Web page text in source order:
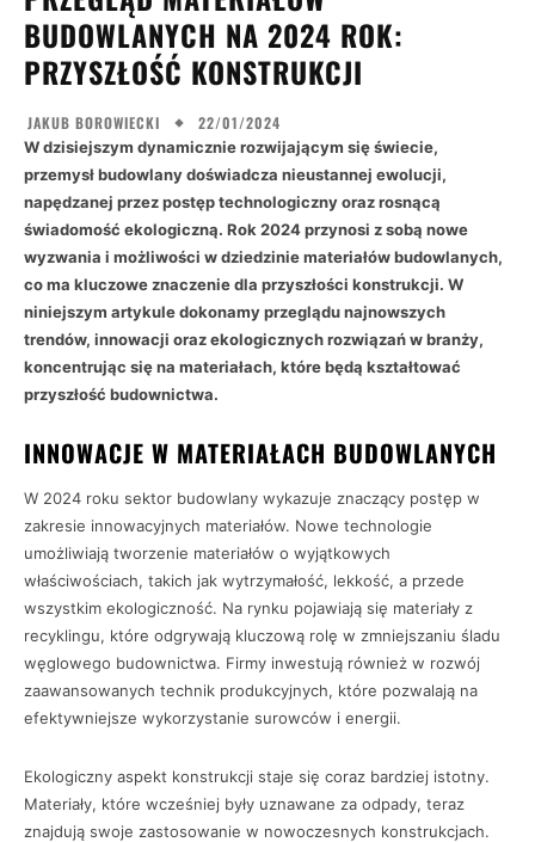
BUDOWLANYCH NA 2024 ROK:
PRZYSZŁOŚĆ KONSTRUKCJI
JAKUB BOROWIECKI 22/01/2024
W dzisiejszym dynamicznie rozwijającym się świecie,
przemysł budowlany doświadcza nieustannej ewolucji,
napędzanej przez postęp technologiczny oraz rosnącą
świadomość ekologiczną. Rok 2024 przynosi z sobą nowe
wyzwania i możliwości w dziedzinie materiałów budowlanych,
co ma kluczowe znaczenie dla przyszłości konstrukcji. W
niniejszym artykule dokonamy przeglądu najnowszych
trendów, innowacji oraz ekologicznych rozwiązań w branży,
koncentrując się na materiałach, które będą kształtować
przyszłość budownictwa.
INNOWACJE W MATERIAŁACH BUDOWLANYCH
W 2024 roku sektor budowlany wykazuje znaczący postęp w
zakresie innowacyjnych materiałów. Nowe technologie
umożliwiają tworzenie materiałów o wyjątkowych
właściwościach, takich jak wytrzymałość, lekkość, a przede
wszystkim ekologiczność. Na rynku pojawiają się materiały z
recyklingu, które odgrywają kluczową rolę w zmniejszaniu śladu
węglowego budownictwa. Firmy inwestują również w rozwój
zaawansowanych technik produkcyjnych, które pozwalają na
efektywniejsze wykorzystanie surowców i energii.
Ekologiczny aspekt konstrukcji staje się coraz bardziej istotny.
Materiały, które wcześniej były uznawane za odpady, teraz
znajdują swoje zastosowanie w nowoczesnych konstrukcjach.